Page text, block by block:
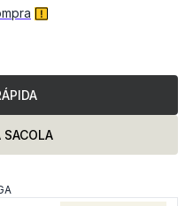
SACOLA